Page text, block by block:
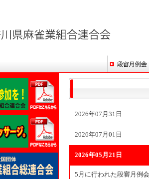
2026年07月31日
2026年07月01日
2026年05月21日
5月に行われた段審月例